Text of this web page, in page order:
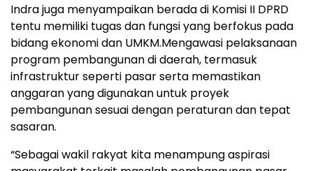
Indra juga menyampaikan berada di Komisi II DPRD
tentu memiliki tugas dan fungsi yang berfokus pada
bidang ekonomi dan UMKM.Mengawasi pelaksanaan
program pembangunan di daerah, termasuk
infrastruktur seperti pasar serta memastikan
anggaran yang digunakan untuk proyek
pembangunan sesuai dengan peraturan dan tepat
sasaran.
“Sebagai wakil rakyat kita menampung aspirasi